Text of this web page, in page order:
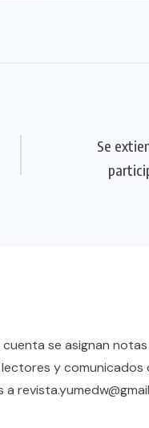
Se
se asignan
y comunicados